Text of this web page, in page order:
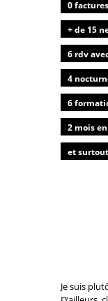
0
+ de 15
6 rdv
4
6
2 mois
et
Je suis